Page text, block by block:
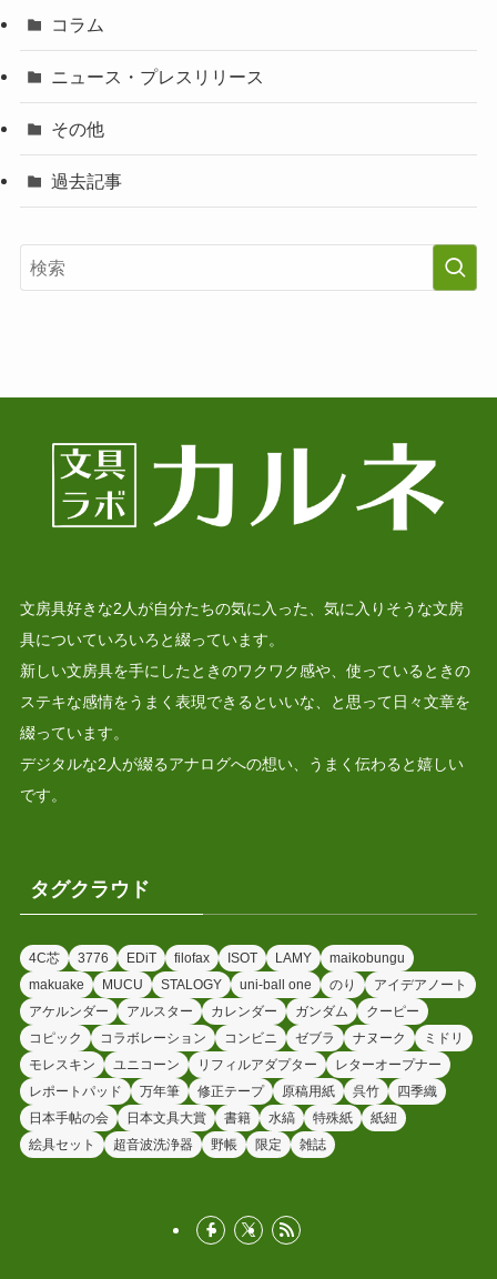
コラム
ニュース・プレスリリース
その他
過去記事
文房具好きな2人が自分たちの気に入った、気に入りそうな文房
具についていろいろと綴っています。
新しい文房具を手にしたときのワクワク感や、使っているときの
ステキな感情をうまく表現できるといいな、と思って日々文章を
綴っています。
デジタルな2人が綴るアナログへの想い、うまく伝わると嬉しい
です。
タグクラウド
4C芯 3776 EDiT filofax ISOT LAMY
maikobungu
makuake
MUCU STALOGY uni-ball one のり
アイデアノート
アケルンダー
アルスター カレンダー ガンダム
クーピー
コピック
コラボレーション コンビニ ゼブラ ナヌーク
ミドリ
モレスキン
ユニコーン リフィルアダプター
レターオープナー
レポートパッド
万年筆 修正テープ 原稿用紙 呉竹
四季織
日本手帖の会
日本文具大賞 書籍 水縞 特殊紙
紙紐
絵具セット
超音波洗浄器 野帳 限定 雑誌